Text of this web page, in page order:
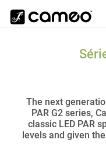
The next
PAR G2 series,
classic LED PAR
levels and given